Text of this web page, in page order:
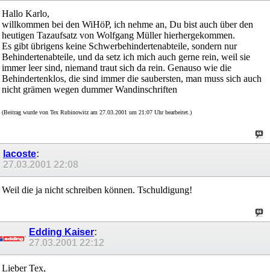
Hallo Karlo,
willkommen bei den WiHöP, ich nehme an, Du bist auch über den
heutigen Tazaufsatz von Wolfgang Müller hierhergekommen.
Es gibt übrigens keine Schwerbehindertenabteile, sondern nur
Behindertenabteile, und da setz ich mich auch gerne rein, weil sie
immer leer sind, niemand traut sich da rein. Genauso wie die
Behindertenklos, die sind immer die saubersten, man muss sich auch
nicht grämen wegen dummer Wandinschriften
(Beitrag wurde von Tex Rubinowitz am 27.03.2001 um 21:07 Uhr bearbeitet.)
lacoste:
27.03.2001 22:08
Weil die ja nicht schreiben können. Tschuldigung!
Edding Kaiser:
27.03.2001 22:12
Lieber Tex,